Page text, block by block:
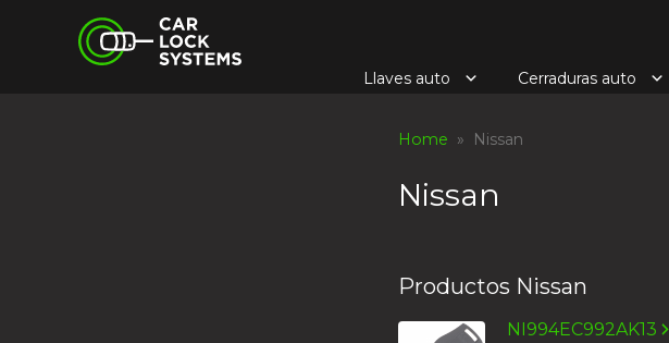
Car Lock Systems
Llaves auto Cerraduras auto
Home » Nissan
Nissan
Productos Nissan
NI994EC992AK13